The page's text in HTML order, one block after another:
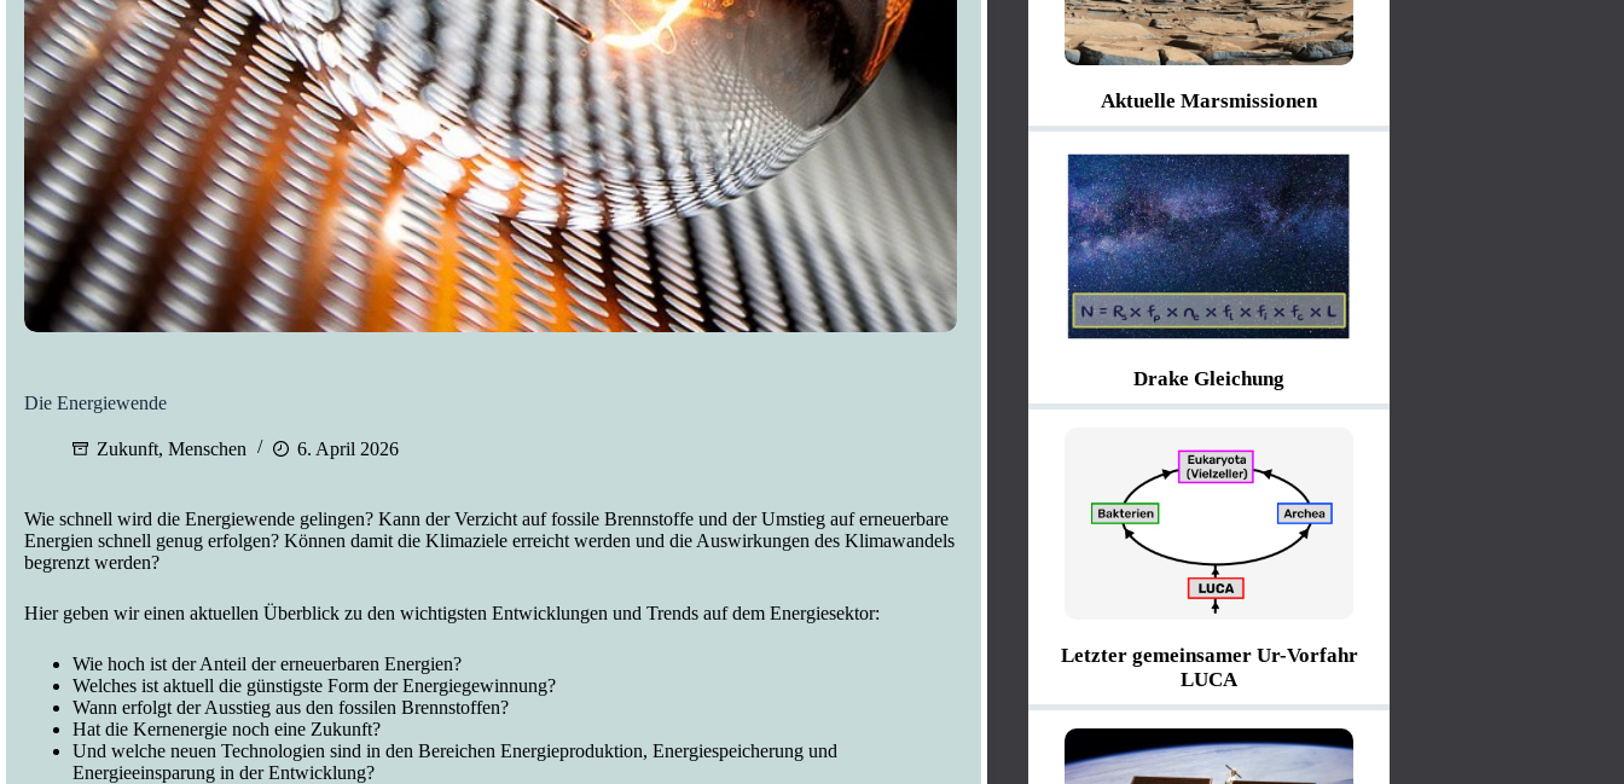
Die Energiewende
Zukunft, Menschen 6. April 2026
Wie schnell wird die Energiewende gelingen? Kann der Verzicht auf fossile Brennstoffe und der Umstieg auf erneuerbare
Energien schnell genug erfolgen? Können damit die Klimaziele erreicht werden und die Auswirkungen des Klimawandels
begrenzt werden?
Hier geben wir einen aktuellen Überblick zu den wichtigsten Entwicklungen und Trends auf dem Energiesektor:
Wie hoch ist der Anteil der erneuerbaren Energien?
Welches ist aktuell die günstigste Form der Energiegewinnung?
Wann erfolgt der Ausstieg aus den fossilen Brennstoffen?
Hat die Kernenergie noch eine Zukunft?
Und welche neuen Technologien sind in den Bereichen Energieproduktion, Energiespeicherung und
Energieeinsparung in der Entwicklung?
Aktuelle Marsmissionen
Drake Gleichung
Letzter gemeinsamer Ur-Vorfahr
LUCA